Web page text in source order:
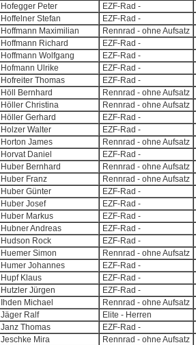
Hofegger Peter
EZF-Rad -
Hoffelner Stefan
EZF-Rad -
Hoffmann Maximilian
Rennrad - ohne Aufsatz
Hoffmann Richard
EZF-Rad -
Hoffmann Wolfgang
EZF-Rad -
Hofmann Ulrike
EZF-Rad -
Hofreiter Thomas
EZF-Rad -
Höll Bernhard
Rennrad - ohne Aufsatz
Höller Christina
Rennrad - ohne Aufsatz
Höller Gerhard
EZF-Rad -
Holzer Walter
EZF-Rad -
Horton James
Rennrad - ohne Aufsatz
Horvat Daniel
EZF-Rad -
Huber Bernhard
Rennrad - ohne Aufsatz
Huber Franz
Rennrad - ohne Aufsatz
Huber Günter
EZF-Rad -
Huber Josef
EZF-Rad -
Huber Markus
EZF-Rad -
Hubner Andreas
EZF-Rad -
Hudson Rock
EZF-Rad -
Huemer Simon
Rennrad - ohne Aufsatz
Humer Johannes
EZF-Rad -
Hupf Klaus
EZF-Rad -
Hutzler Jürgen
EZF-Rad -
Ihden Michael
Rennrad - ohne Aufsatz
Jäger Ralf
Elite - Herren
Janz Thomas
EZF-Rad -
Jeschke Mira
Rennrad - ohne Aufsatz